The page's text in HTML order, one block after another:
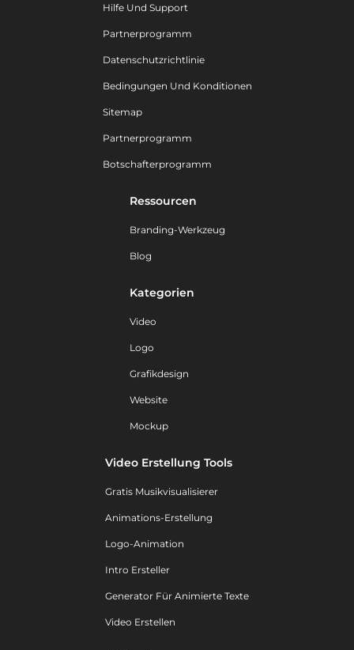
Hilfe Und Support
Partnerprogramm
Datenschutzrichtlinie
Bedingungen Und Konditionen
Sitemap
Partnerprogramm
Botschafterprogramm
Ressourcen
Branding-Werkzeug
Blog
Kategorien
Video
Logo
Grafikdesign
Website
Mockup
Video Erstellung Tools
Gratis Musikvisualisierer
Animations-Erstellung
Logo-Animation
Intro Ersteller
Generator Für Animierte Texte
Video Erstellen